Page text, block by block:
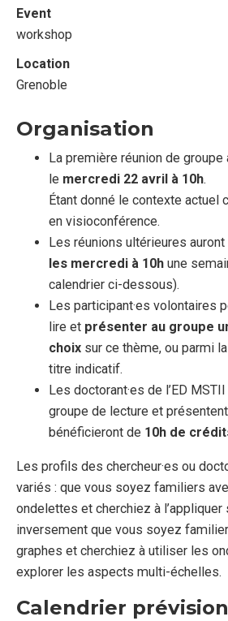
Event
workshop
Location
Grenoble
Organisation
La première réunion de groupe
le mercredi 22 avril à 10h.
Étant donné le contexte actuel
en visioconférence.
Les réunions ultérieures
les mercredi à 10h une
calendrier ci-dessous).
Les participant·es volontaires
lire et présenter au groupe
choix sur ce thème, ou parmi
titre indicatif.
Les doctorant·es de l’ED
groupe de lecture et
bénéficieront de 10h de
Les profils des chercheur·es ou
variés : que vous soyez familiers
ondelettes et cherchiez à l’appliquer
inversement que vous soyez
graphes et cherchiez à utiliser les
explorer les aspects multi-échelles.
Calendrier